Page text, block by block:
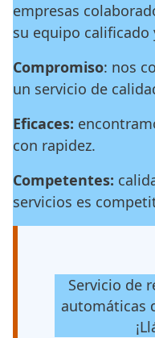
empresas
su equipo calificado
Compromiso: nos
un servicio de
Eficaces:
con rapidez.
Competentes:
servicios es
Servicio de
automáticas